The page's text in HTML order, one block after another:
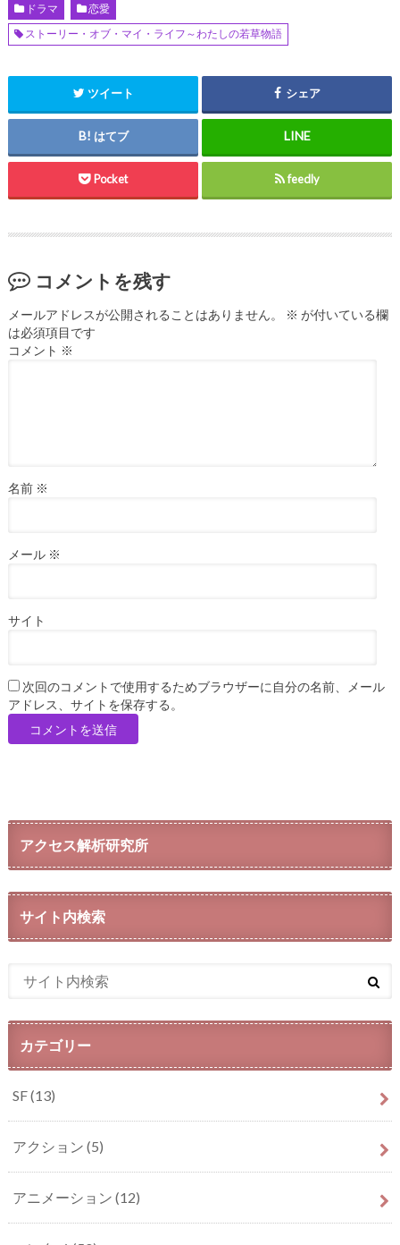
ドラマ
恋愛
ストーリー・オブ・マイ・ライフ～わたしの若草物語
ツイート シェア
はてブ
Pocket feedly
コメントを残す
メールアドレスが公開されることはありません。 ※ が付いている欄
は必須項目です
コメント ※
名前 ※
メール ※
サイト
次回のコメントで使用するためブラウザーに自分の名前、メール
アドレス、サイトを保存する。
アクセス解析研究所
サイト内検索
カテゴリー
SF(13)
アクション (5)
アニメーション (12)